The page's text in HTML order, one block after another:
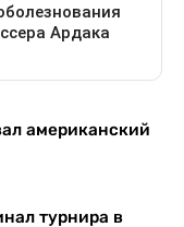
американский
турнира в